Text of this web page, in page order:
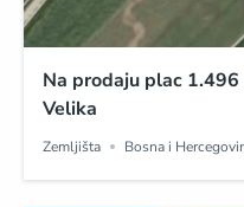
Na prodaju plac
Velika
Zemljišta Bosna i